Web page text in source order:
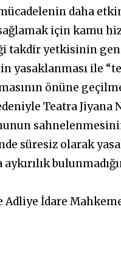
daha
için kamu
takdir yetkisinin
yasaklanması ile
önüne
Teatra
süresiz olarak
İdare